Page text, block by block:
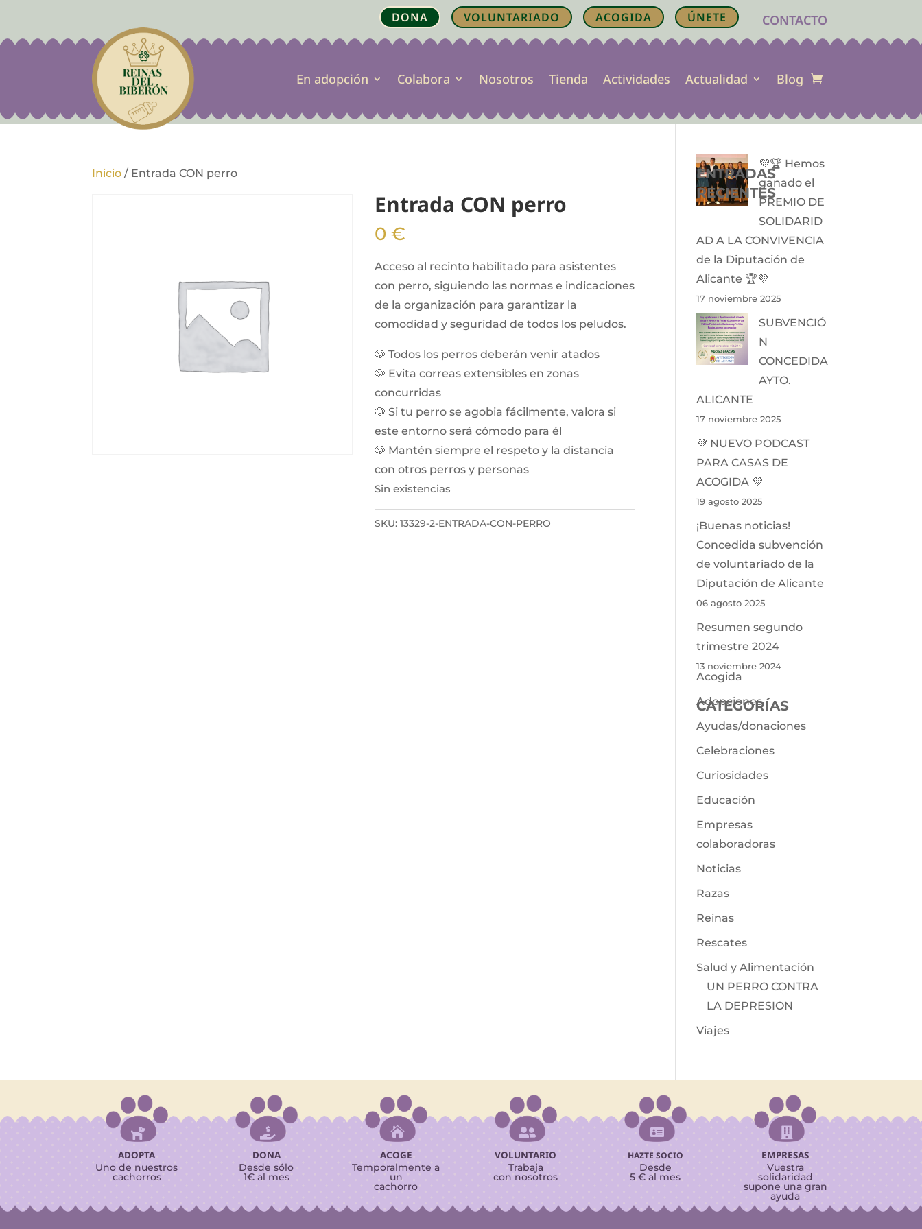
DONA VOLUNTARIADO ACOGIDA ÚNETE CONTACTO
En adopción Colabora Nosotros Tienda Actividades Actualidad Blog
Inicio / Entrada CON perro
Entrada CON perro
0€
Acceso al recinto habilitado para asistentes
con perro, siguiendo las normas e indicaciones
de la organización para garantizar la
comodidad y seguridad de todos los peludos.
🐶 Todos los perros deberán venir atados
🐶 Evita correas extensibles en zonas
concurridas
🐶 Si tu perro se agobia fácilmente, valora si
este entorno será cómodo para él
🐶 Mantén siempre el respeto y la distancia
con otros perros y personas
Sin existencias
SKU:13329-2-ENTRADA-CON-PERRO
ENTRADAS
RECIENTES
💜🏆 Hemos
ganado el
PREMIO DE
SOLIDARID
AD A LA CONVIVENCIA
de la Diputación de
Alicante 🏆💜
17 noviembre 2025
SUBVENCIÓ
N
CONCEDIDA
AYTO.
ALICANTE
17 noviembre 2025
💜 NUEVO PODCAST
PARA CASAS DE
ACOGIDA 💜
19 agosto 2025
¡Buenas noticias!
Concedida subvención
de voluntariado de la
Diputación de Alicante
06 agosto 2025
Resumen segundo
trimestre 2024
13 noviembre 2024
CATEGORÍAS
Acogida
Adopciones
Ayudas/donaciones
Celebraciones
Curiosidades
Educación
Empresas
colaboradoras
Noticias
Razas
Reinas
Rescates
Salud y Alimentación
UN PERRO CONTRA
LA DEPRESION
Viajes

ADOPTA
Uno de nuestros
cachorros

DONA
Desde sólo
1€ al mes

ACOGE
Temporalmente a
un
cachorro

VOLUNTARIO
Trabaja
con nosotros

HAZTE SOCIO
Desde
5 € al mes

EMPRESAS
Vuestra
solidaridad
supone una gran
ayuda